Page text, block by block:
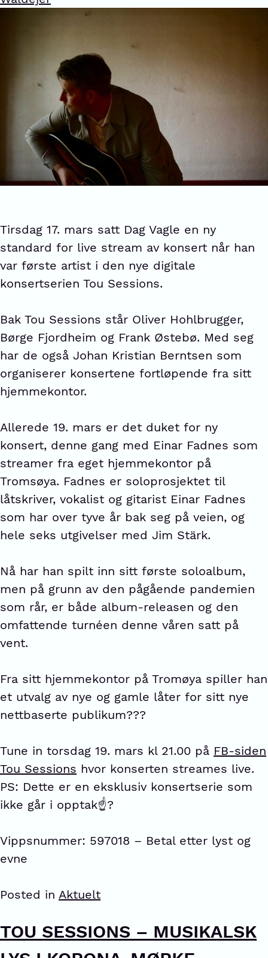
Tirsdag 17. mars satt Dag Vagle en ny
standard for live stream av konsert når han
var første artist i den nye digitale
konsertserien Tou Sessions.
Bak Tou Sessions står Oliver Hohlbrugger,
Børge Fjordheim og Frank Østebø. Med seg
har de også Johan Kristian Berntsen som
organiserer konsertene fortløpende fra sitt
hjemmekontor.
Allerede 19. mars er det duket for ny
konsert, denne gang med Einar Fadnes som
streamer fra eget hjemmekontor på
Tromsøya. Fadnes er soloprosjektet til
låtskriver, vokalist og gitarist Einar Fadnes
som har over tyve år bak seg på veien, og
hele seks utgivelser med Jim Stärk.
Nå har han spilt inn sitt første soloalbum,
men på grunn av den pågående pandemien
som rår, er både album-releasen og den
omfattende turnéen denne våren satt på
vent.
Fra sitt hjemmekontor på Tromøya spiller han
et utvalg av nye og gamle låter for sitt nye
nettbaserte publikum??‍?
Tune in torsdag 19. mars kl 21.00 på FB-siden
Tou Sessions hvor konserten streames live.
PS: Dette er en eksklusiv konsertserie som
ikke går i opptak☝?
Vippsnummer: 597018 – Betal etter lyst og
evne
Posted in Aktuelt
TOU SESSIONS – MUSIKALSK